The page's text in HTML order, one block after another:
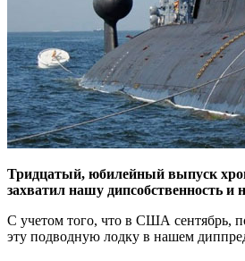
Тридцатый, юбилейный выпуск
захватил нашу дипсобственность и
С учетом того, что в США сентябрь,
эту подводную лодку в нашем